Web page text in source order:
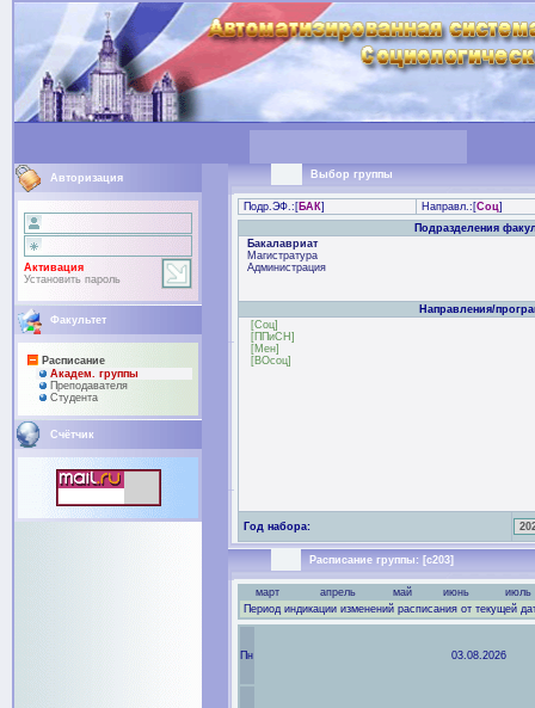
Авторизация
Активация
Установить пароль
Факультет
Расписание
Академ. группы
Преподaвателя
Студента
Счётчик
Выбор группы
Подр.ЭФ.:[ БАК] Направл.:[Соц]
Подразделения
Бакалавриат
Магистратура
Администрация
Направления/
[Соц]
[ППиСН]
[Мен]
[ВОсоц]
Год набора:
Расписание группы: [с203]
март апрель май июнь
июль
Период индикации изменений расписания от текущей
Пн 03.08.2026